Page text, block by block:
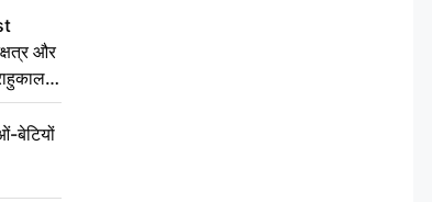
और
बेटियों